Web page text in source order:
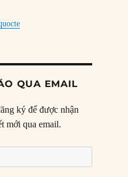
QUA EMAIL
ký để được nhận
mới qua email.